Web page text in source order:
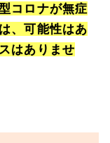
コロナが無症
、可能性はあ
はありませ